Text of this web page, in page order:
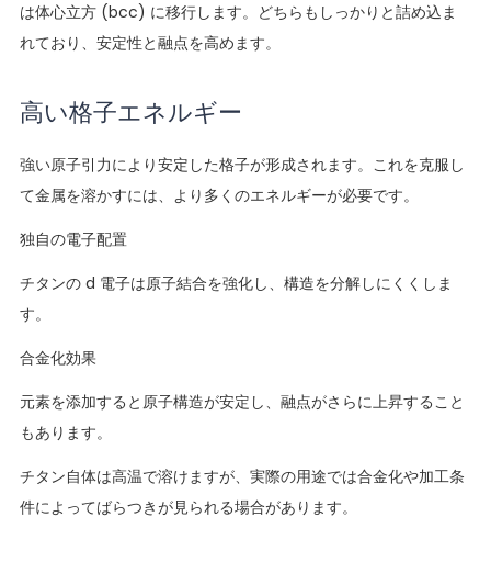
は体心立方 (bcc) に移行します。どちらもしっかりと詰め込ま
れており、安定性と融点を高めます。
高い格子エネルギー
強い原子引力により安定した格子が形成されます。これを克服し
て金属を溶かすには、より多くのエネルギーが必要です。
独自の電子配置
チタンの d 電子は原子結合を強化し、構造を分解しにくくしま
す。
合金化効果
元素を添加すると原子構造が安定し、融点がさらに上昇すること
もあります。
チタン自体は高温で溶けますが、実際の用途では合金化や加工条
件によってばらつきが見られる場合があります。